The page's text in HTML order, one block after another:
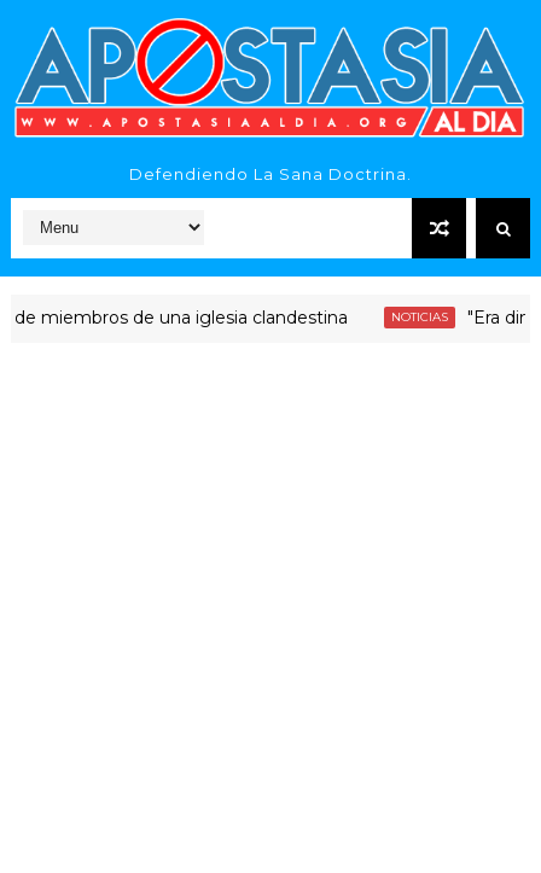
Defendiendo La Sana Doctrina.
de una iglesia clandestina NOTICIAS "Era dinero